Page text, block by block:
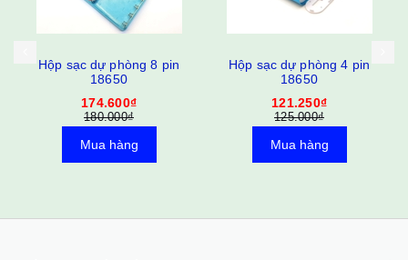
8 pin
Hộp sạc dự phòng 4 pin
Sạc Arun xịn